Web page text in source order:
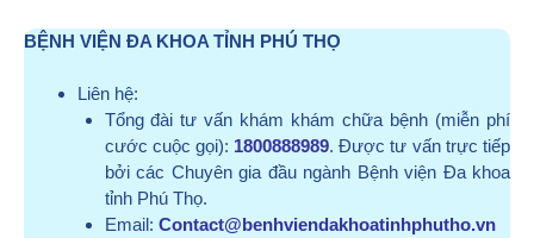
BỆNH VIỆN ĐA KHOA TỈNH PHÚ THỌ
Liên hệ:
Tổng đài tư vấn khám khám chữa bệnh (miễn phí
cước cuộc gọi): 1800888989. Được tư vấn trực tiếp
bởi các Chuyên gia đầu ngành Bệnh viện Đa khoa
tỉnh Phú Thọ.
Email: Contact@benhviendakhoatinhphutho.vn